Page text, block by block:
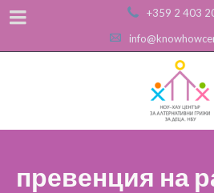
+359 2 403
превенция на